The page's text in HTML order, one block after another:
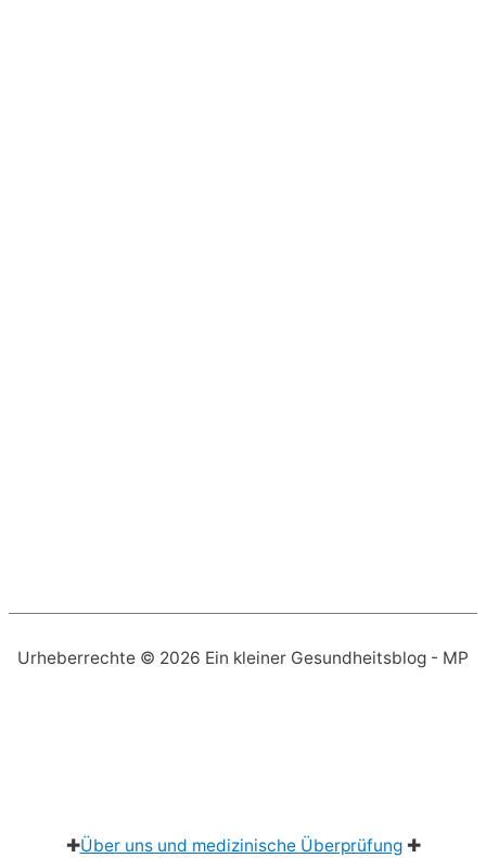
Urheberrechte © 2026 Ein kleiner Gesundheitsblog - MP
✚Über uns und medizinische Überprüfung✚